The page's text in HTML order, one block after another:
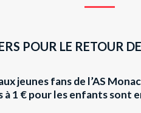
POUR LE RETOUR
jeunes fans de l’AS
à 1 € pour les enfants